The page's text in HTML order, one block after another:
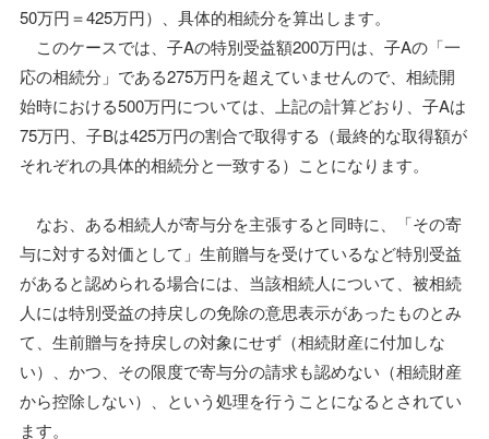
50万円＝425万円）、具体的相続分を算出します。
このケースでは、子Aの特別受益額200万円は、子Aの「一
応の相続分」である275万円を超えていませんので、相続開
始時における500万円については、上記の計算どおり、子Aは
75万円、子Bは425万円の割合で取得する（最終的な取得額が
それぞれの具体的相続分と一致する）ことになります。
なお、ある相続人が寄与分を主張すると同時に、「その寄
与に対する対価として」生前贈与を受けているなど特別受益
があると認められる場合には、当該相続人について、被相続
人には特別受益の持戻しの免除の意思表示があったものとみ
て、生前贈与を持戻しの対象にせず（相続財産に付加しな
い）、かつ、その限度で寄与分の請求も認めない（相続財産
から控除しない）、という処理を行うことになるとされてい
ます。